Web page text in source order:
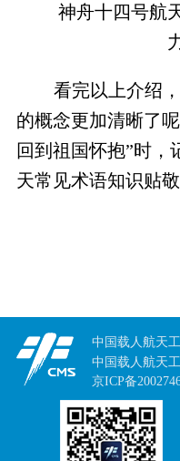
神舟十四号航
看完以上介绍
的概念更加清晰了
回到祖国怀抱”时，
天常见术语知识贴敬
中国载人航天
中国载人航天
京ICP备